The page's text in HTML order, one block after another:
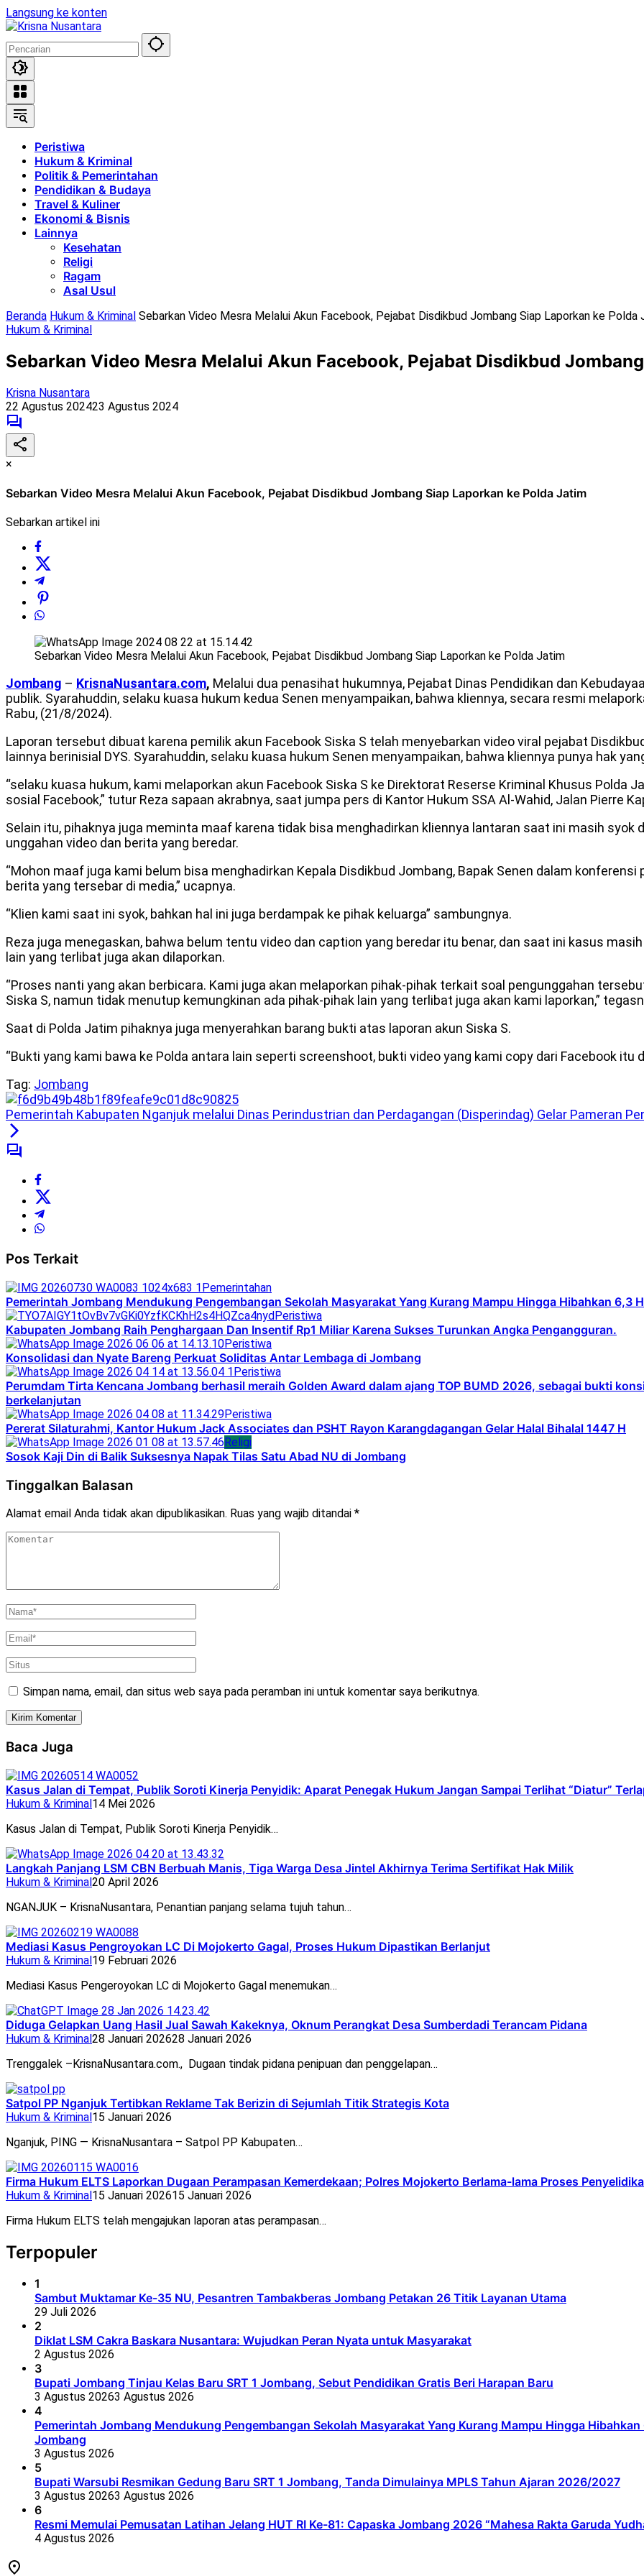
Langsung ke konten
Peristiwa
Hukum & Kriminal
Politik & Pemerintahan
Pendidikan & Budaya
Travel & Kuliner
Ekonomi & Bisnis
Lainnya
Kesehatan
Religi
Ragam
Asal Usul
Beranda Hukum & Kriminal Sebarkan Video Mesra Melalui Akun Facebook, Pejabat Disdikbud Jombang Siap Laporkan ke Polda
Hukum & Kriminal
Sebarkan Video Mesra Melalui Akun Facebook, Pejabat Disdikbud
Krisna Nusantara
22 Agustus 202423 Agustus 2024
×
Sebarkan Video Mesra Melalui Akun Facebook, Pejabat Disdikbud Jombang Siap Laporkan ke Polda Jatim
Sebarkan artikel ini
Sebarkan Video Mesra Melalui Akun Facebook, Pejabat Disdikbud Jombang Siap Laporkan ke Polda Jatim
Jombang – KrisnaNusantara.com, Melalui dua penasihat hukumnya, Pejabat Dinas Pendidikan dan
publik. Syarahuddin, selaku kuasa hukum kedua Senen menyampaikan, bahwa kliennya, secara resmi
Rabu, (21/8/2024).
Laporan tersebut dibuat karena pemilik akun Facebook Siska S telah menyebarkan video viral pejabat
lainnya berinisial DYS. Syarahuddin, selaku kuasa hukum Senen menyampaikan, bahwa kliennya punya hak
“selaku kuasa hukum, kami melaporkan akun Facebook Siska S ke Direktorat Reserse Kriminal Khusus Polda
sosial Facebook,” tutur Reza sapaan akrabnya, saat jumpa pers di Kantor Hukum SSA Al-Wahid, Jalan Pierre
Selain itu, pihaknya juga meminta maaf karena tidak bisa menghadirkan kliennya lantaran saat ini masih
unggahan video dan berita yang beredar.
“Mohon maaf juga kami belum bisa menghadirkan Kepala Disdikbud Jombang, Bapak Senen dalam
berita yang tersebar di media,” ucapnya.
“Klien kami saat ini syok, bahkan hal ini juga berdampak ke pihak keluarga” sambungnya.
Reza juga menegaskan, bahwa belum tentu video dan caption yang beredar itu benar, dan saat ini kasus
lain yang terlibat juga akan dilaporkan.
“Proses nanti yang akan berbicara. Kami juga akan melaporkan pihak-pihak terkait soal pengunggahan
Siska S, namun tidak menutup kemungkinan ada pihak-pihak lain yang terlibat juga akan kami laporkan,”
Saat di Polda Jatim pihaknya juga menyerahkan barang bukti atas laporan akun Siska S.
“Bukti yang kami bawa ke Polda antara lain seperti screenshoot, bukti video yang kami copy dari Facebook itu
Tag: Jombang
Pemerintah Kabupaten Nganjuk melalui Dinas Perindustrian dan Perdagangan (Disperindag) Gelar Pameran
Pos Terkait
Pemerintahan
Pemerintah Jombang Mendukung Pengembangan Sekolah Masyarakat Yang Kurang Mampu Hingga Hibahkan 6,3
Peristiwa
Kabupaten Jombang Raih Penghargaan Dan Insentif Rp1 Miliar Karena Sukses Turunkan Angka Pengangguran.
Peristiwa
Konsolidasi dan Nyate Bareng Perkuat Soliditas Antar Lembaga di Jombang
Peristiwa
Perumdam Tirta Kencana Jombang berhasil meraih Golden Award dalam ajang TOP BUMD 2026, sebagai bukti
berkelanjutan
Peristiwa
Pererat Silaturahmi, Kantor Hukum Jack Associates dan PSHT Rayon Karangdagangan Gelar Halal Bihalal 1447 H
Religi
Sosok Kaji Din di Balik Suksesnya Napak Tilas Satu Abad NU di Jombang
Tinggalkan Balasan
Alamat email Anda tidak akan dipublikasikan. Ruas yang wajib ditandai *
Simpan nama, email, dan situs web saya pada peramban ini untuk komentar saya berikutnya.
Baca Juga
Kasus Jalan di Tempat, Publik Soroti Kinerja Penyidik: Aparat Penegak Hukum Jangan Sampai Terlihat “Diatur”
Hukum & Kriminal14 Mei 2026
Kasus Jalan di Tempat, Publik Soroti Kinerja Penyidik…
Langkah Panjang LSM CBN Berbuah Manis, Tiga Warga Desa Jintel Akhirnya Terima Sertifikat Hak Milik
Hukum & Kriminal20 April 2026
NGANJUK – KrisnaNusantara, Penantian panjang selama tujuh tahun…
Mediasi Kasus Pengroyokan LC Di Mojokerto Gagal, Proses Hukum Dipastikan Berlanjut
Hukum & Kriminal19 Februari 2026
Mediasi Kasus Pengeroyokan LC di Mojokerto Gagal menemukan…
Diduga Gelapkan Uang Hasil Jual Sawah Kakeknya, Oknum Perangkat Desa Sumberdadi Terancam Pidana
Hukum & Kriminal28 Januari 202628 Januari 2026
Trenggalek –KrisnaNusantara.com., Dugaan tindak pidana penipuan dan penggelapan…
Satpol PP Nganjuk Tertibkan Reklame Tak Berizin di Sejumlah Titik Strategis Kota
Hukum & Kriminal15 Januari 2026
Nganjuk, PING — KrisnaNusantara – Satpol PP Kabupaten…
Firma Hukum ELTS Laporkan Dugaan Perampasan Kemerdekaan; Polres Mojokerto Berlama-lama Proses
Hukum & Kriminal15 Januari 202615 Januari 2026
Firma Hukum ELTS telah mengajukan laporan atas perampasan…
Terpopuler
1
Sambut Muktamar Ke-35 NU, Pesantren Tambakberas Jombang Petakan 26 Titik Layanan Utama
29 Juli 2026
2
Diklat LSM Cakra Baskara Nusantara: Wujudkan Peran Nyata untuk Masyarakat
2 Agustus 2026
3
Bupati Jombang Tinjau Kelas Baru SRT 1 Jombang, Sebut Pendidikan Gratis Beri Harapan Baru
3 Agustus 20263 Agustus 2026
4
Pemerintah Jombang Mendukung Pengembangan Sekolah Masyarakat Yang Kurang Mampu Hingga
Jombang
3 Agustus 2026
5
Bupati Warsubi Resmikan Gedung Baru SRT 1 Jombang, Tanda Dimulainya MPLS Tahun Ajaran 2026/2027
3 Agustus 20263 Agustus 2026
6
Resmi Memulai Pemusatan Latihan Jelang HUT RI Ke-81: Capaska Jombang 2026 “Mahesa Rakta Garuda
4 Agustus 2026